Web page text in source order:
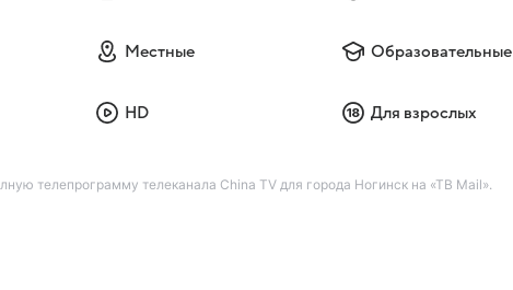
Местные Образовательные
HD Для взрослых
телепрограмму телеканала China TV для города Ногинск на «ТВ Mail».